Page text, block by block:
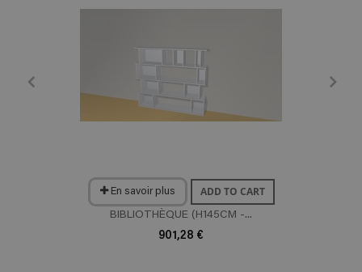
En savoir plus ADD TO CART
BIBLIOTHÈQUE (H145CM -...
901,28 €